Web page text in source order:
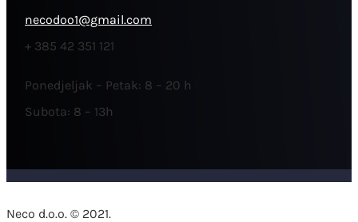
necodoo1@gmail.com
+ 385 42 351 121
Ponedjeljak – Petak: 8 – 20 h
Subota: 8 – 13h
Neco d.o.o. © 2021.